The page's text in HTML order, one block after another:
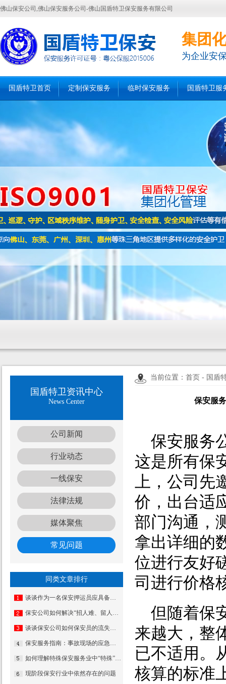
佛山保安公司,佛山保安服务公司-佛山国盾特卫保安服务有限公司
集团
为企业安
国盾特卫首页 定制保安服务 临时保安服务 国盾特卫服
国盾特卫资讯中心
News Center
公司新闻
行业动态
一线保安
法律法规
媒体聚焦
常见问题
同类文章排行
谈谈作为一名保安押运员应具备怎样的素质
保安公司如何解决“招人难、留人难”这一难题
谈谈保安公司如何保安员的流失率问题
保安服务指南：事故现场的应急处理与保护
如何理解特殊保安服务业中“特殊”二字的含义
现阶段保安行业中依然存在的问题
当前位置：首页 - 国盾
保安服
保安服务
这是所有保
上，公司
价，出台适
部门沟通，
拿出详细的
位进行友好
司进行价格
但随着保
来越大，整
已不适用。
核算的标准